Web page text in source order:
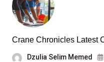
Crane Chronicles Latest
Dzulia Selim Memed